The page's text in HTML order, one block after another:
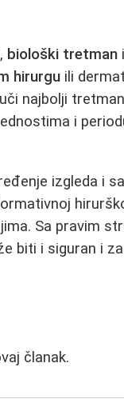
, biološki tretman
hirurgu ili
najbolji
i
izgleda i
Sa pravim
biti i siguran i
članak.